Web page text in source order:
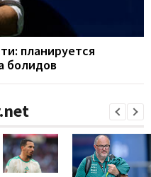
планируется
болидов